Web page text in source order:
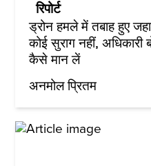
रिपोर्ट
ड्रोन हमले में तबाह हुए
कोई सुराग नहीं, अधिकारी
कैसे मान लें
अनमोल प्रितम